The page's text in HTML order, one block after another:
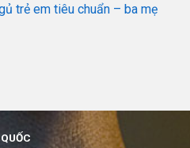
trẻ em tiêu chuẩn – ba mẹ